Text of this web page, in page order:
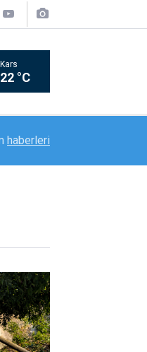
Kars
22 °C
haberleri